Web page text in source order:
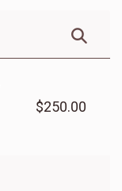
$250.00